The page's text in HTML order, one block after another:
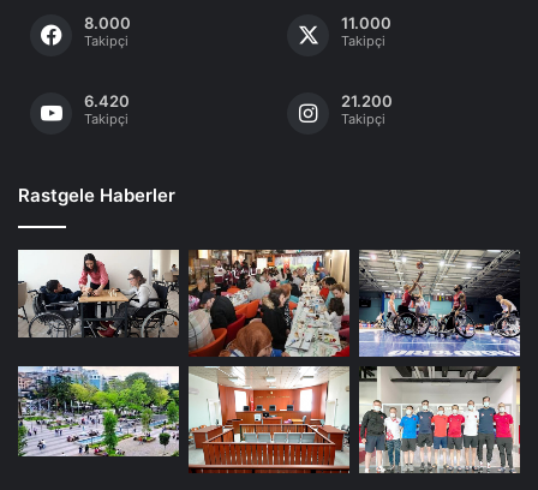
8.000
Takipçi
11.000
Takipçi
6.420
Takipçi
21.200
Takipçi
Rastgele Haberler